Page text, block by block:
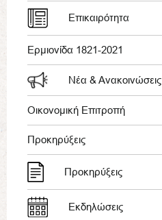
Επικαιρότητα
Ερμιονίδα 1821-2021
Νέα & Ανακοινώσεις
Οικονομική Επιτροπή
Προκηρύξεις
Προκηρύξεις
Εκδηλώσεις